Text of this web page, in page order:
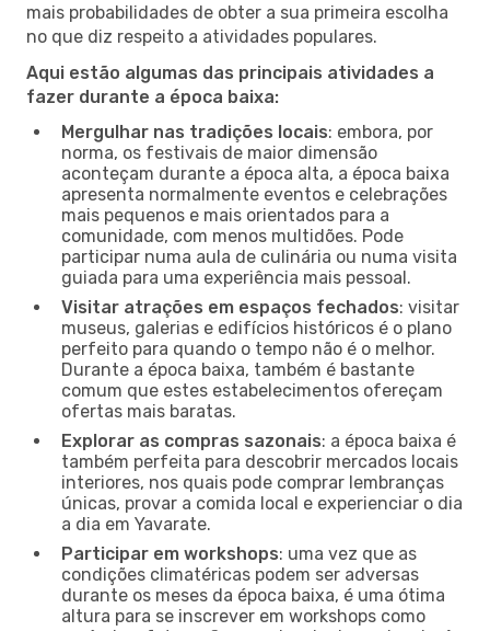
mais probabilidades de obter a sua primeira escolha
no que diz respeito a atividades populares.
Aqui estão algumas das principais atividades a
fazer durante a época baixa:
Mergulhar nas tradições locais: embora, por
norma, os festivais de maior dimensão
aconteçam durante a época alta, a época baixa
apresenta normalmente eventos e celebrações
mais pequenos e mais orientados para a
comunidade, com menos multidões. Pode
participar numa aula de culinária ou numa visita
guiada para uma experiência mais pessoal.
Visitar atrações em espaços fechados: visitar
museus, galerias e edifícios históricos é o plano
perfeito para quando o tempo não é o melhor.
Durante a época baixa, também é bastante
comum que estes estabelecimentos ofereçam
ofertas mais baratas.
Explorar as compras sazonais: a época baixa é
também perfeita para descobrir mercados locais
interiores, nos quais pode comprar lembranças
únicas, provar a comida local e experienciar o dia
a dia em Yavarate.
Participar em workshops: uma vez que as
condições climatéricas podem ser adversas
durante os meses da época baixa, é uma ótima
altura para se inscrever em workshops como